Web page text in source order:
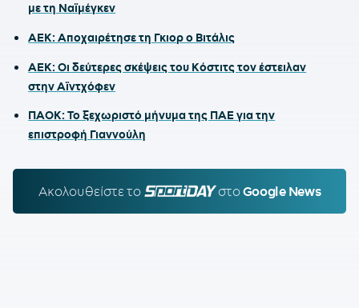
με τη Ναϊμέγκεν
ΑΕΚ: Αποχαιρέτησε τη Γκιορ ο Βιτάλις
ΑΕΚ: Οι δεύτερες σκέψεις του Κόστιτς τον έστειλαν
στην Αϊντχόφεν
ΠΑΟΚ: Το ξεχωριστό μήνυμα της ΠΑΕ για την
επιστροφή Γιαννούλη
Ακολουθείστε τo SPORTDAY.GR
στοGoogle News